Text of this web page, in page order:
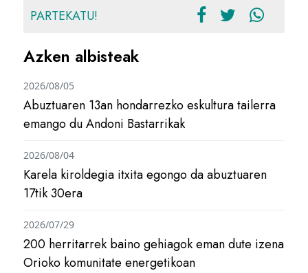
PARTEKATU!
Azken albisteak
Abuztuaren 13an hondarrezko eskultura tailerra
emango du Andoni Bastarrikak
2026/08/05
Karela kiroldegia itxita egongo da abuztuaren
17tik 30era
2026/08/04
200 herritarrek baino gehiagok eman dute izena
Orioko komunitate energetikoan
2026/07/29